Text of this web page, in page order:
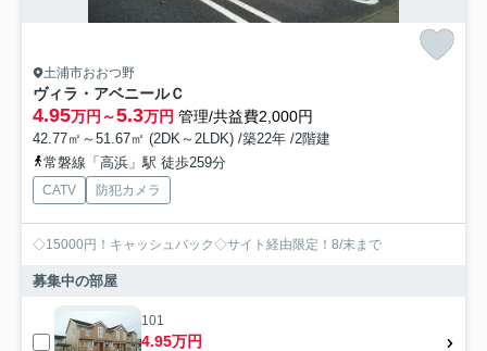
土浦市おおつ野
ヴィラ・アベニールＣ
4.95万円～5.3万円 管理/共益費2,000円
42.77㎡～51.67㎡ (2DK～2LDK) /築22年 /2階建
常磐線「高浜」駅 徒歩259分
CATV 防犯カメラ
◇15000円！キャッシュバック◇サイト経由限定！8/末まで
募集中の部屋
101
4.95万円